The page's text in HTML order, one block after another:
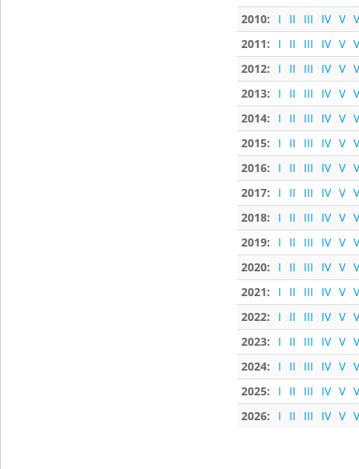
2010:
I II III IV V
2011:
I II III IV V
2012:
I II III IV V
2013:
I II III IV V
2014:
I II III IV V
2015:
I II III IV V
2016:
I II III IV V
2017:
I II III IV V
2018:
I II III IV V
2019:
I II III IV V
2020:
I II III IV V
2021:
I II III IV V
2022:
I II III IV V
2023:
I II III IV V
2024:
I II III IV V
2025:
I II III IV V
2026:
I II III IV V